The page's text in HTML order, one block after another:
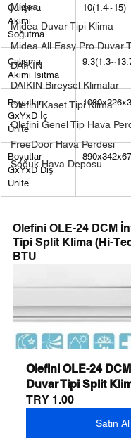
Midea
Midea Duvar Tipi Klima
Midea All Easy Pro Duvar
DAIKIN
DAIKIN Bireysel Klimalar
Olefini Kaset Tipi Klima
Olefini Genel Tip Hava
FreeDoor Hava Perdesi
Soğuk Hava Deposu
Çalışma
Akımı
Soğutma
10(1.4~15)
Çalışma
Akımı Isıtma
Boyutlar
GxYxD İç
Ünite
Boyutlar
GxYxD Dış
Ünite
Olefini OLE-24 DCM
Tipi Split Klima (Hi-
BTU
Olefini OLE-24
Duvar Tipi Split
TRY 1.00
Satın Al